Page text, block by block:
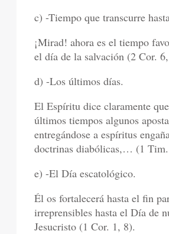
c) -Tiempo que transcurre
¡Mirad! ahora es el tiempo
el día de la salvación (2 Cor.
d) -Los últimos días.
El Espíritu dice claramente
últimos tiempos algunos
entregándose a espíritus
doctrinas diabólicas,… (1
e) -El Día escatológico.
Él os fortalecerá hasta el fin
irreprensibles hasta el Día de
Jesucristo (1 Cor. 1, 8).